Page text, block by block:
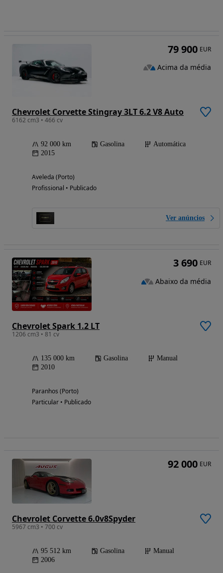
Chevrolet Corvette Stingray 3LT 6.2 V8 Auto
6162 cm3 • 466 cv
92 000 km Gasolina
Automática
2015
Aveleda (Porto)
Profissional • Publicado
Ver anúncios
79 900 EUR
Acima da média
Chevrolet Spark 1.2 LT
1206 cm3 • 81 cv
135 000 km Gasolina
Manual
2010
Paranhos (Porto)
Particular • Publicado
3 690 EUR
Abaixo da média
Chevrolet Corvette 6.0v8Spyder
5967 cm3 • 700 cv
95 512 km Gasolina
Manual
2006
92 000 EUR